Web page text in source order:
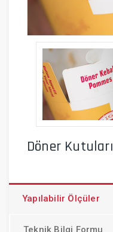
Döner Kutuları
Yapılabilir Ölçüler
Teknik Bilgi Formu